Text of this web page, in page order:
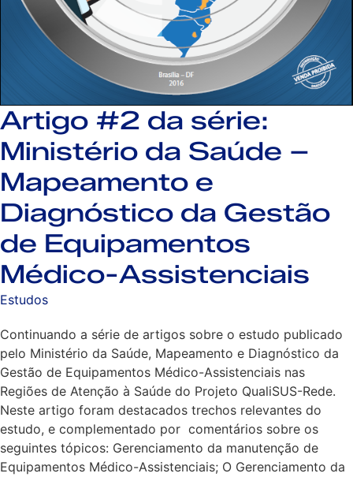
Artigo #2 da série:
Ministério da Saúde –
Mapeamento e
Diagnóstico da Gestão
de Equipamentos
Médico-Assistenciais
Estudos
Continuando a série de artigos sobre o estudo publicado
pelo Ministério da Saúde, Mapeamento e Diagnóstico da
Gestão de Equipamentos Médico-Assistenciais nas
Regiões de Atenção à Saúde do Projeto QualiSUS-Rede.
Neste artigo foram destacados trechos relevantes do
estudo, e complementado por comentários sobre os
seguintes tópicos: Gerenciamento da manutenção de
Equipamentos Médico-Assistenciais; O Gerenciamento da